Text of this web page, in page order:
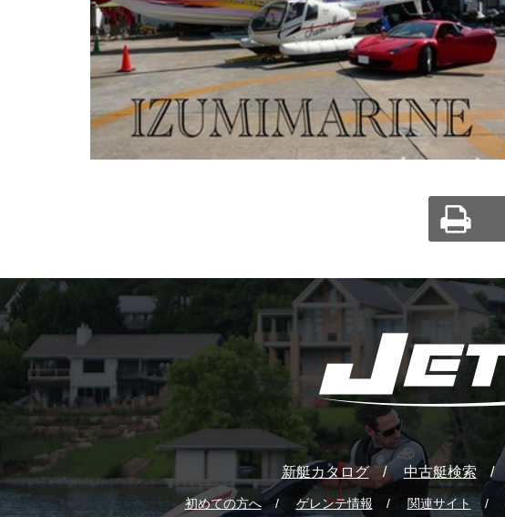
新艇カタログ 中古艇検索
初めての方へ ゲレンテ情報 関連サイト